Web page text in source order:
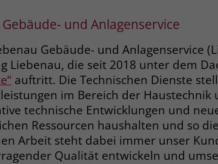
Gebäude- und Anlagenservice
Gebäude- und Anlagenservice
Liebenau, die seit 2018 unter dem
auftritt. Die Technischen Dienste
im Bereich der
technische Entwicklungen und
Ressourcen haushalten und so
Arbeit steht dabei immer unser
Qualität entwickeln und